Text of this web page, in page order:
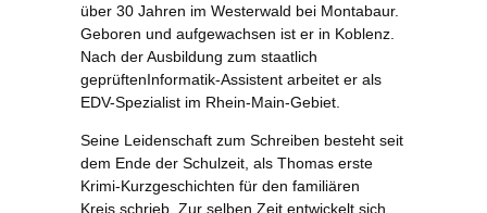
über 30 Jahren im Westerwald bei Montabaur.
Geboren und aufgewachsen ist er in Koblenz.
Nach der Ausbildung zum staatlich
geprüftenInformatik-Assistent arbeitet er als
EDV-Spezialist im Rhein-Main-Gebiet.
Seine Leidenschaft zum Schreiben besteht seit
dem Ende der Schulzeit, als Thomas erste
Krimi-Kurzgeschichten für den familiären
Kreis schrieb. Zur selben Zeit entwickelt sich